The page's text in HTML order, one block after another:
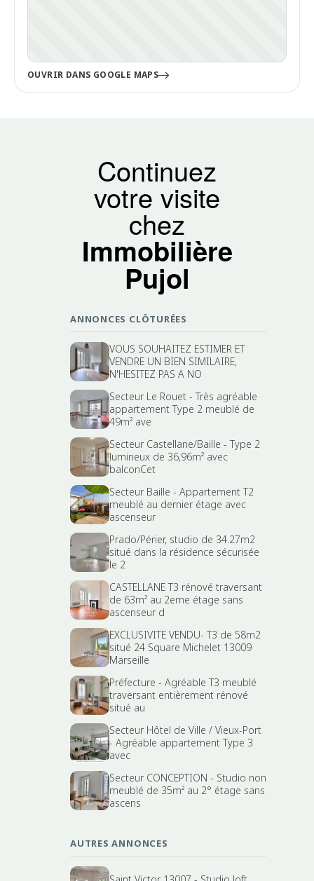
OUVRIR DANS GOOGLE MAPS
Continuez
votre visite
chez
Immobilière
Pujol
ANNONCES CLÔTURÉES
VOUS SOUHAITEZ ESTIMER ET
VENDRE UN BIEN SIMILAIRE,
N'HESITEZ PAS A NO
Secteur Le Rouet - Très agréable
appartement Type 2 meublé de
49m² ave
Secteur Castellane/Baille - Type 2
lumineux de 36,96m² avec
balconCet
Secteur Baille - Appartement T2
meublé au dernier étage avec
ascenseur
Prado/Périer, studio de 34.27m2
situé dans la résidence sécurisée
le 2
CASTELLANE T3 rénové traversant
de 63m² au 2eme étage sans
ascenseur d
EXCLUSIVITE VENDU- T3 de 58m2
situé 24 Square Michelet 13009
Marseille
Préfecture - Agréable T3 meublé
traversant entièrement rénové
situé au
Secteur Hôtel de Ville / Vieux-Port
- Agréable appartement Type 3
avec
Secteur CONCEPTION - Studio non
meublé de 35m² au 2° étage sans
ascens
AUTRES ANNONCES